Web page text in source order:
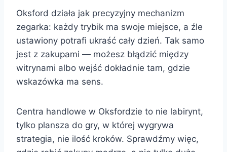
Oksford działa jak precyzyjny mechanizm
zegarka: każdy trybik ma swoje miejsce, a źle
ustawiony potrafi ukraść cały dzień. Tak samo
jest z zakupami — możesz błądzić między
witrynami albo wejść dokładnie tam, gdzie
wskazówka ma sens.
Centra handlowe w Oksfordzie to nie labirynt,
tylko plansza do gry, w której wygrywa
strategia, nie ilość kroków. Sprawdźmy więc,